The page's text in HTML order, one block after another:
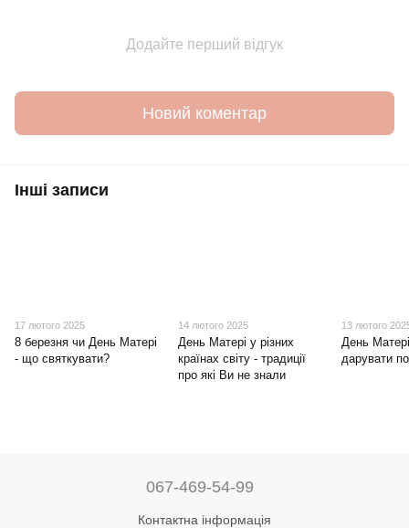
Додайте перший відгук
Новий коментар
Інші записи
17 лютого 2025
8 березня чи День Матері
- що святкувати?
14 лютого 2025
День Матері у різних
країнах світу - традиції
про які Ви не знали
13 лютого
День
дарувати
067-469-54-99
Контактна інформація